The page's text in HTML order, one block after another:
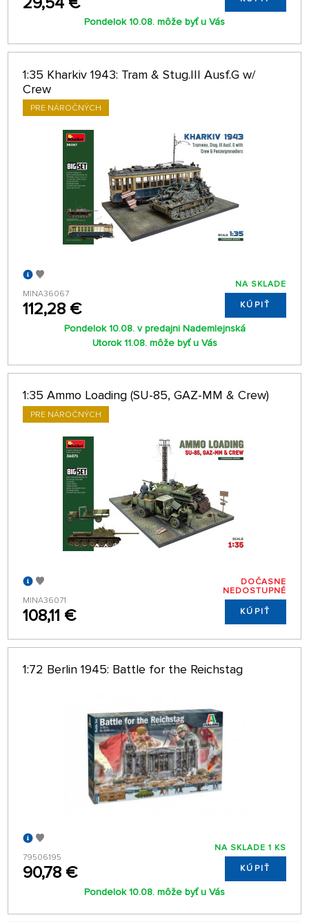
Pondelok 10.08. môže byť u Vás
1:35 Kharkiv 1943: Tram & Stug.III Ausf.G w/
Crew
PRE NÁROČNÝCH
MINA36067
112,28 €
NA SKLADE
KÚPIŤ
Pondelok 10.08. v predajni Nademlejnská
Utorok 11.08. môže byť u Vás
1:35 Ammo Loading (SU-85, GAZ-MM & Crew)
PRE NÁROČNÝCH
MINA36071
108,11 €
DOČASNE
NEDOSTUPNÉ
KÚPIŤ
1:72 Berlin 1945: Battle for the Reichstag
79506195
90,78 €
NA SKLADE 1 KS
KÚPIŤ
Pondelok 10.08. môže byť u Vás